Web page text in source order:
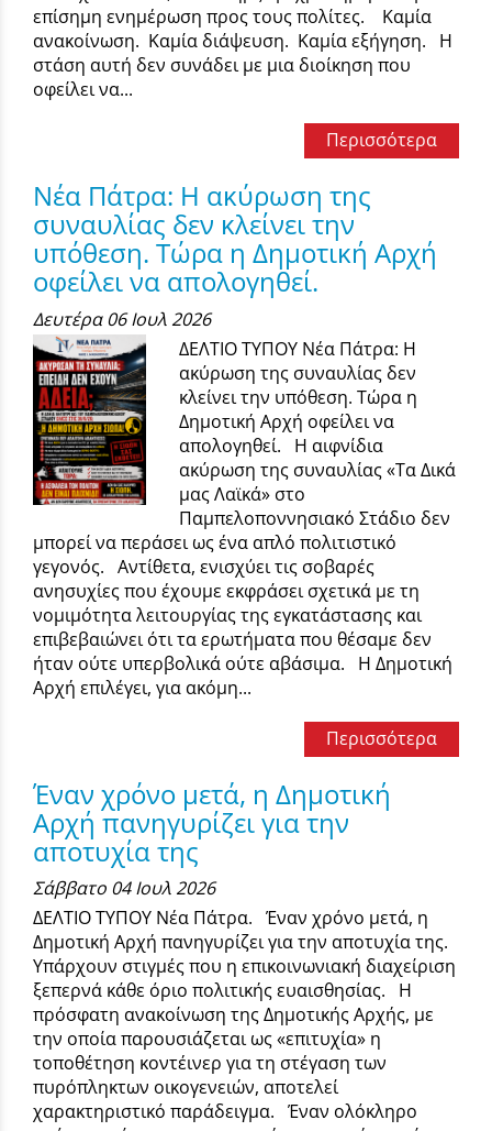
επίσημη ενημέρωση προς τους πολίτες. Καμία
ανακοίνωση. Καμία διάψευση. Καμία εξήγηση. Η
στάση αυτή δεν συνάδει με μια διοίκηση που
οφείλει να...
Περισσότερα
Νέα Πάτρα: Η ακύρωση της
συναυλίας δεν κλείνει την
υπόθεση. Τώρα η Δημοτική Αρχή
οφείλει να απολογηθεί.
Δευτέρα 06 Ιουλ 2026
ΔΕΛΤΙΟ ΤΥΠΟΥ Νέα Πάτρα: Η
ακύρωση της συναυλίας δεν
κλείνει την υπόθεση. Τώρα η
Δημοτική Αρχή οφείλει να
απολογηθεί. Η αιφνίδια
ακύρωση της συναυλίας «Τα Δικά
μας Λαϊκά» στο
Παμπελοποννησιακό Στάδιο δεν
μπορεί να περάσει ως ένα απλό πολιτιστικό
γεγονός. Αντίθετα, ενισχύει τις σοβαρές
ανησυχίες που έχουμε εκφράσει σχετικά με τη
νομιμότητα λειτουργίας της εγκατάστασης και
επιβεβαιώνει ότι τα ερωτήματα που θέσαμε δεν
ήταν ούτε υπερβολικά ούτε αβάσιμα. Η Δημοτική
Αρχή επιλέγει, για ακόμη...
Περισσότερα
Έναν χρόνο μετά, η Δημοτική
Αρχή πανηγυρίζει για την
αποτυχία της
Σάββατο 04 Ιουλ 2026
ΔΕΛΤΙΟ ΤΥΠΟΥ Νέα Πάτρα. Έναν χρόνο μετά, η
Δημοτική Αρχή πανηγυρίζει για την αποτυχία της.
Υπάρχουν στιγμές που η επικοινωνιακή διαχείριση
ξεπερνά κάθε όριο πολιτικής ευαισθησίας. Η
πρόσφατη ανακοίνωση της Δημοτικής Αρχής, με
την οποία παρουσιάζεται ως «επιτυχία» η
τοποθέτηση κοντέινερ για τη στέγαση των
πυρόπληκτων οικογενειών, αποτελεί
χαρακτηριστικό παράδειγμα. Έναν ολόκληρο